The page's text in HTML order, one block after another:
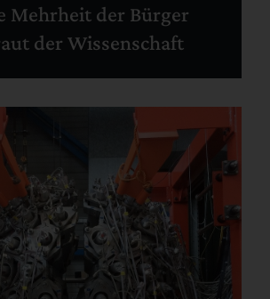
Mehrheit der Bürger
der Wissenschaft